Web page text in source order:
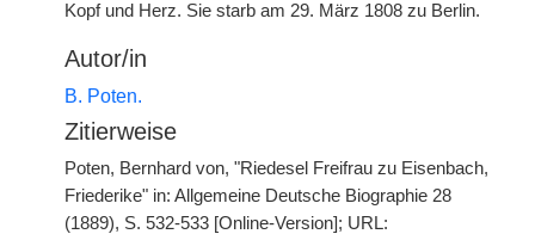
Kopf und Herz. Sie starb am 29. März 1808 zu Berlin.
Autor/in
B. Poten.
Zitierweise
Poten, Bernhard von, "Riedesel Freifrau zu Eisenbach,
Friederike" in: Allgemeine Deutsche Biographie 28
(1889), S. 532-533 [Online-Version]; URL: